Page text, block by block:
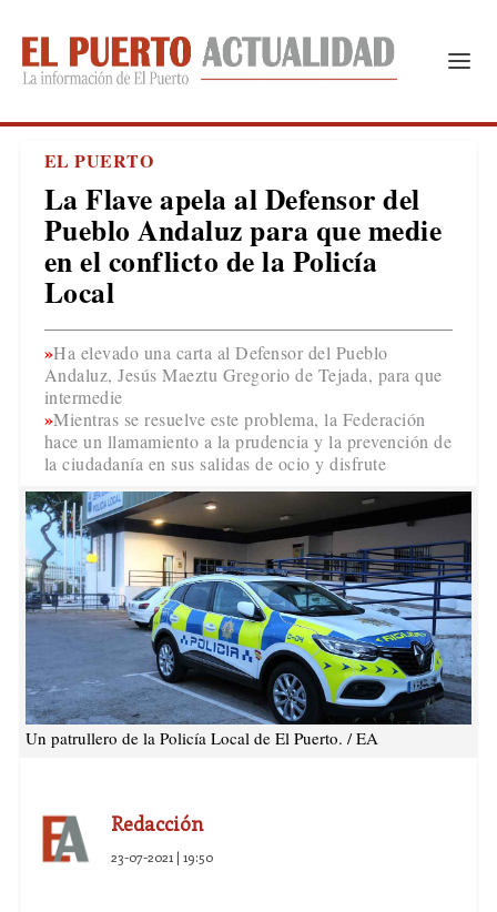
EL PUERTO
La Flave apela al Defensor del
Pueblo Andaluz para que medie
en el conflicto de la Policía
Local
Ha elevado una carta al Defensor del Pueblo
Andaluz, Jesús Maeztu Gregorio de Tejada, para que
intermedie
Mientras se resuelve este problema, la Federación
hace un llamamiento a la prudencia y la prevención de
la ciudadanía en sus salidas de ocio y disfrute
Un patrullero de la Policía Local de El Puerto. / EA
Redacción
23-07-2021 | 19:50